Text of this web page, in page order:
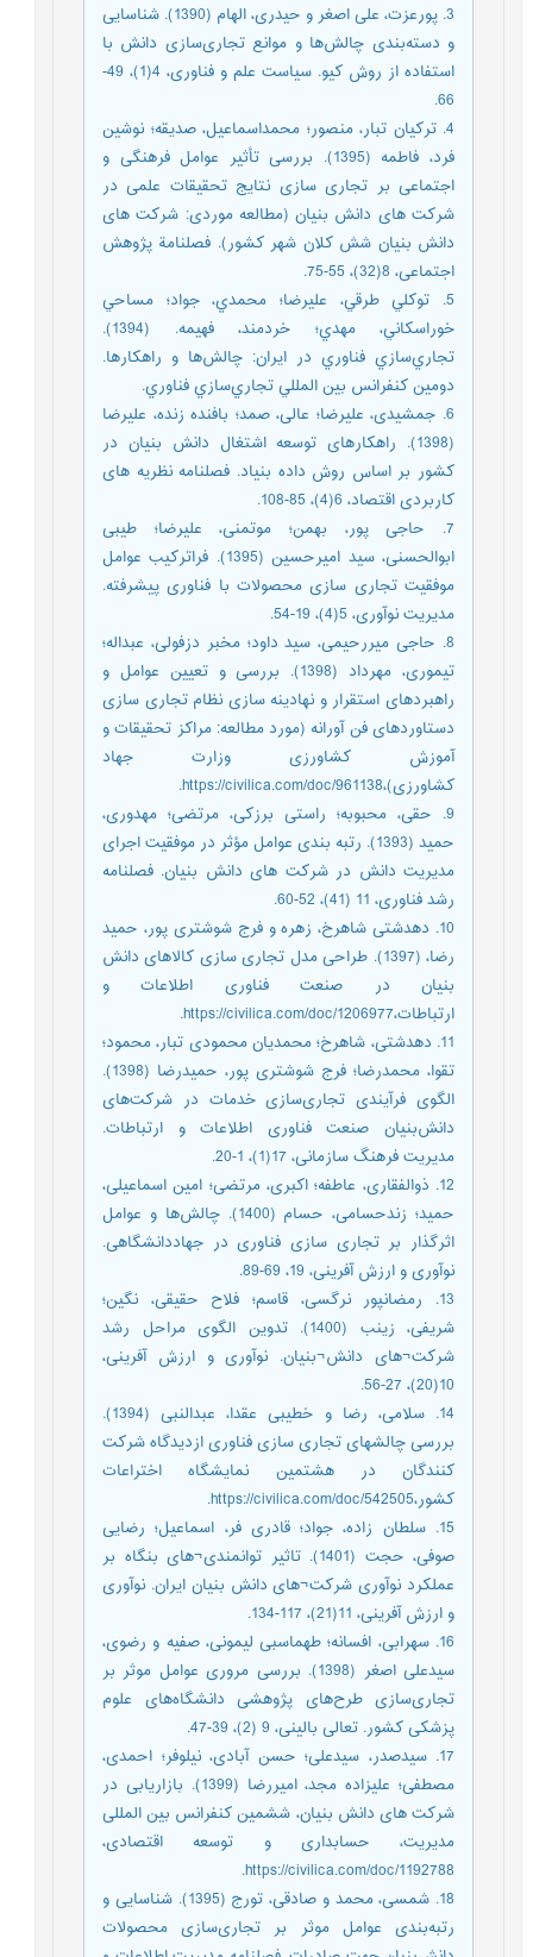
3. پورعزت، علی اصغر و حیدری، الهام (1390). شناسایی
و دسته‌بندی چالش‌ها و موانع تجاری‌سازی دانش با
استفاده از روش کیو. سیاست علم و فناوری، 4(1)، 49-
66.
4. ترکیان تبار، منصور؛ محمداسماعیل، صدیقه؛ نوشین
فرد، فاطمه (1395). بررسی تأثیر عوامل فرهنگی و
اجتماعی بر تجاری سازی نتایج تحقیقات علمی در
شرکت های دانش بنیان (مطالعه موردی: شرکت های
دانش بنیان شش کلان شهر کشور). فصلنامة پژوهش
اجتماعی، 8(32)، 55-75.
5. توکلي طرقي، عليرضا؛ محمدي، جواد؛ مساحي
خوراسکاني، مهدي؛ خردمند، فهيمه. (1394).
تجاري‌سازي فناوري در ايران: چالش‌ها و راهکارها.
دومين کنفرانس بين المللي تجاري‌سازي فناوري.
6. جمشیدی، علیرضا؛ عالی، صمد؛ بافنده زنده، علیرضا
(1398). راهکارهای توسعه اشتغال دانش بنیان در
کشور بر اساس روش داده بنیاد. فصلنامه نظریه های
کاربردی اقتصاد، 6(4)، 85-108.
7. حاجی پور، بهمن؛ موتمنی، علیرضا؛ طیبی
ابوالحسنی، سید امیرحسین (1395). فراترکیب عوامل
موفقیت تجاری سازی محصولات با فناوری پیشرفته.
مدیریت نوآوری، 5(4)، 19-54.
8. حاجی میررحیمی، سید داود؛ مخبر دزفولی، عبداله؛
تیموری، مهرداد (1398). بررسی و تعیین عوامل و
راهبردهای استقرار و نهادینه سازی نظام تجاری سازی
دستاوردهای فن آورانه (مورد مطالعه: مراکز تحقیقات و
آموزش کشاورزی وزارت جهاد
کشاورزی)،https://civilica.com/doc/961138.
9. حقی، محبوبه؛ راستی برزکی، مرتضی؛ مهدوری،
حمید (1393). رتبه بندی عوامل مؤثر در موفقیت اجرای
مدیریت دانش در شرکت های دانش بنیان. فصلنامه
رشد فناوری، 11 (41)، 52-60.
10. دهدشتی شاهرخ، زهره و فرج شوشتری پور، حمید
رضا، (1397). طراحی مدل تجاری سازی کالاهای دانش
بنیان در صنعت فناوری اطلاعات و
ارتباطات،https://civilica.com/doc/1206977.
11. دهدشتی، شاهرخ؛ محمدیان محمودی تبار، محمود؛
تقوا، محمدرضا؛ فرج شوشتری پور، حمیدرضا (1398).
الگوی فرآیندی تجاری‌سازی خدمات در شرکت‌‌های
دانش‌‌بنیان صنعت فناوری اطلاعات و ارتباطات.
مدیریت فرهنگ سازمانی، 17(1)، 1-20.
12. ذوالفقاری، عاطفه؛ اکبری، مرتضی؛ امین‌ اسماعیلی،
حمید؛ زندحسامی، حسام (1400). چالش‌ها و عوامل
اثرگذار بر تجاری سازی فناوری در جهاددانشگاهی.
نوآوری و ارزش آفرینی، 19، 69-89.
13. رمضانپور نرگسی، قاسم؛ فلاح حقیقی، نگین؛
شریفی، زینب (1400). تدوین الگوی مراحل رشد
شرکت¬های دانش¬بنیان. نوآوری و ارزش آفرینی،
10(20)، 27-56.
14. سلامی، رضا و خطیبی عقدا، عبدالنبی (1394).
بررسی چالشهای تجاری سازی فناوری ازدیدگاه شرکت
کنندگان در هشتمین نمایشگاه اختراعات
کشور،https://civilica.com/doc/542505.
15. سلطان زاده، جواد؛ قادری فر، اسماعیل؛ رضایی
صوفی، حجت (1401). تاثیر توانمندی¬های بنگاه بر
عملکرد نوآوری شرکت¬های دانش بنیان ایران. نوآوری
و ارزش آفرینی، 11(21)، 117-134.
16. سهرابی، افسانه؛ طهماسبی لیمونی، صفیه و رضوی،
سیدعلی اصغر (1398). بررسی مروری عوامل موثر بر
تجاری‌سازی طرح‌های پژوهشی دانشگاه‌های علوم
پزشکی کشور. تعالی بالینی، 9 (2)، 39-47.
17. سیدصدر، سیدعلی؛ حسن آبادی، نیلوفر؛ احمدی،
مصطفی؛ علیزاده مجد، امیررضا (1399). بازاریابی در
شرکت های دانش بنیان، ششمین کنفرانس بین المللی
مدیریت، حسابداری و توسعه اقتصادی،
https://civilica.com/doc/1192788.
18. شمسی، محمد و صادقی، تورج (1395). شناسایی و
رتبه‌بندی عوامل موثر بر تجاری‌سازی محصولات